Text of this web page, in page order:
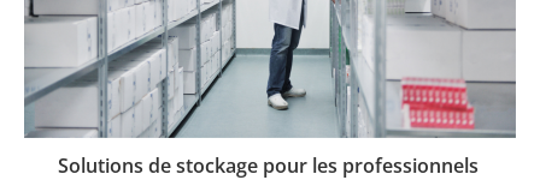
Solutions de stockage pour les professionnels